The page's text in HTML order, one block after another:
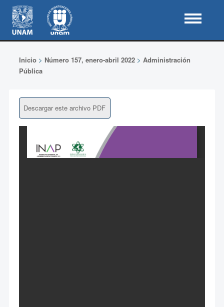
Inicio> Número 157, enero-abril 2022> Administración
Pública
Descargar este archivo PDF